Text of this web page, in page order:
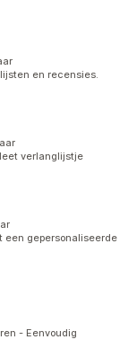
en recensies.
verlanglijstje
een gepersonaliseerde
- Eenvoudig